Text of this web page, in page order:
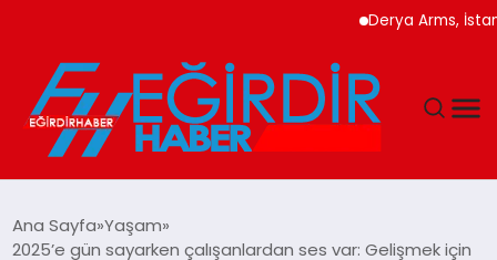
Derya Arms,
Ana Sayfa Yaşam
2025’e gün sayarken çalışanlardan ses var: Gelişmek için